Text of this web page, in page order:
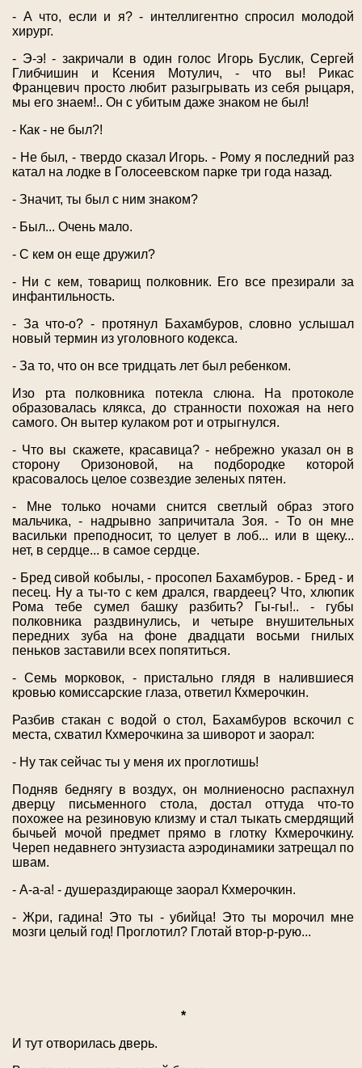
- А что, если и я? - интеллигентно спросил молодой
хирург.
- Э-э! - закричали в один голос Игорь Буслик, Сергей
Глибчишин и Ксения Мотулич, - что вы! Рикас
Францевич просто любит разыгрывать из себя рыцаря,
мы его знаем!.. Он с убитым даже знаком не был!
- Как - не был?!
- Не был, - твердо сказал Игорь. - Рому я последний раз
катал на лодке в Голосеевском парке три года назад.
- Значит, ты был с ним знаком?
- Был... Очень мало.
- С кем он еще дружил?
- Ни с кем, товарищ полковник. Его все презирали за
инфантильность.
- За что-о? - протянул Бахамбуров, словно услышал
новый термин из уголовного кодекса.
- За то, что он все тридцать лет был ребенком.
Изо рта полковника потекла слюна. На протоколе
образовалась клякса, до странности похожая на него
самого. Он вытер кулаком рот и отрыгнулся.
- Что вы скажете, красавица? - небрежно указал он в
сторону Оризоновой, на подбородке которой
красовалось целое созвездие зеленых пятен.
- Мне только ночами снится светлый образ этого
мальчика, - надрывно запричитала Зоя. - То он мне
васильки преподносит, то целует в лоб... или в щеку...
нет, в сердце... в самое сердце.
- Бред сивой кобылы, - просопел Бахамбуров. - Бред - и
песец. Ну а ты-то с кем дрался, гвардеец? Что, хлюпик
Рома тебе сумел башку разбить? Гы-гы!.. - губы
полковника раздвинулись, и четыре внушительных
передних зуба на фоне двадцати восьми гнилых
пеньков заставили всех попятиться.
- Семь морковок, - пристально глядя в налившиеся
кровью комиссарские глаза, ответил Кхмерочкин.
Разбив стакан с водой о стол, Бахамбуров вскочил с
места, схватил Кхмерочкина за шиворот и заорал:
- Ну так сейчас ты у меня их проглотишь!
Подняв беднягу в воздух, он молниеносно распахнул
дверцу письменного стола, достал оттуда что-то
похожее на резиновую клизму и стал тыкать смердящий
бычьей мочой предмет прямо в глотку Кхмерочкину.
Череп недавнего энтузиаста аэродинамики затрещал по
швам.
- А-а-а! - душераздирающе заорал Кхмерочкин.
- Жри, гадина! Это ты - убийца! Это ты морочил мне
мозги целый год! Проглотил? Глотай втор-р-рую...
*
И тут отворилась дверь.